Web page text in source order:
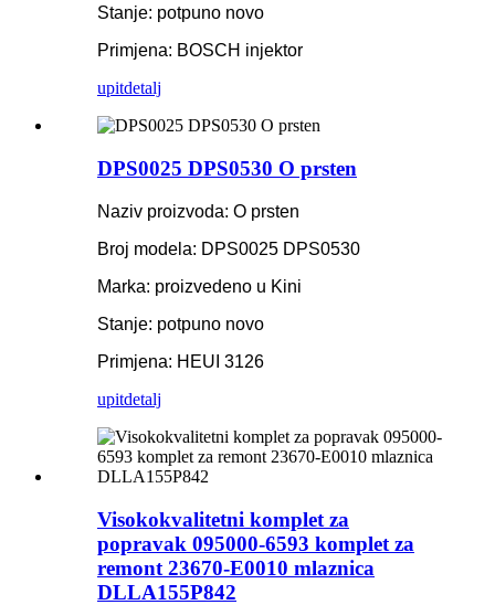
Stanje: potpuno novo
Primjena: BOSCH injektor
upitdetalj
DPS0025 DPS0530 O prsten
Naziv proizvoda: O prsten
Broj modela: DPS0025 DPS0530
Marka: proizvedeno u Kini
Stanje: potpuno novo
Primjena: HEUI 3126
upitdetalj
Visokokvalitetni komplet za
popravak 095000-6593 komplet za
remont 23670-E0010 mlaznica
DLLA155P842